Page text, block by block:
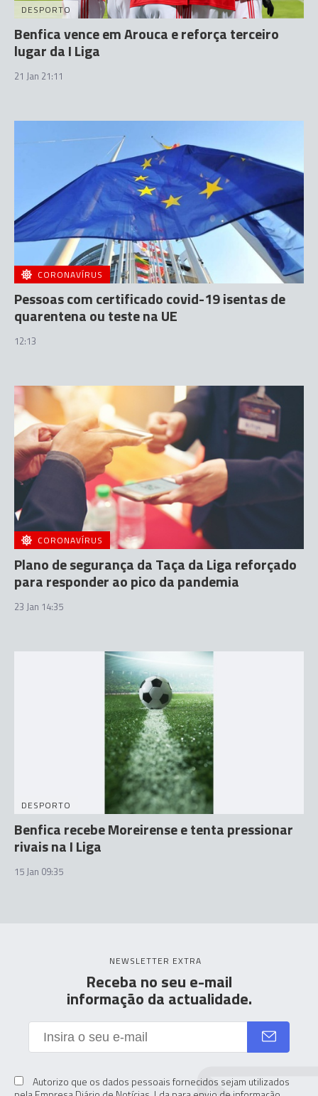
DESPORTO
Benfica vence em Arouca e reforça terceiro
lugar da I Liga
21 Jan 21:11
CORONAVÍRUS
Pessoas com certificado covid-19 isentas de
quarentena ou teste na UE
12:13
CORONAVÍRUS
Plano de segurança da Taça da Liga reforçado
para responder ao pico da pandemia
23 Jan 14:35
DESPORTO
Benfica recebe Moreirense e tenta pressionar
rivais na I Liga
15 Jan 09:35
NEWSLETTER EXTRA
Receba no seu e-mail
informação da actualidade.
Autorizo que os dados pessoais fornecidos sejam utilizados